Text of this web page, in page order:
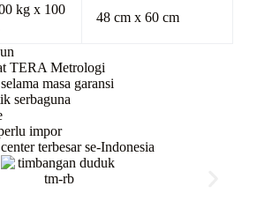
kg x 100
48 cm x 60 cm
TERA Metrologi
masa garansi
serbaguna
impor
terbesar se-Indonesia